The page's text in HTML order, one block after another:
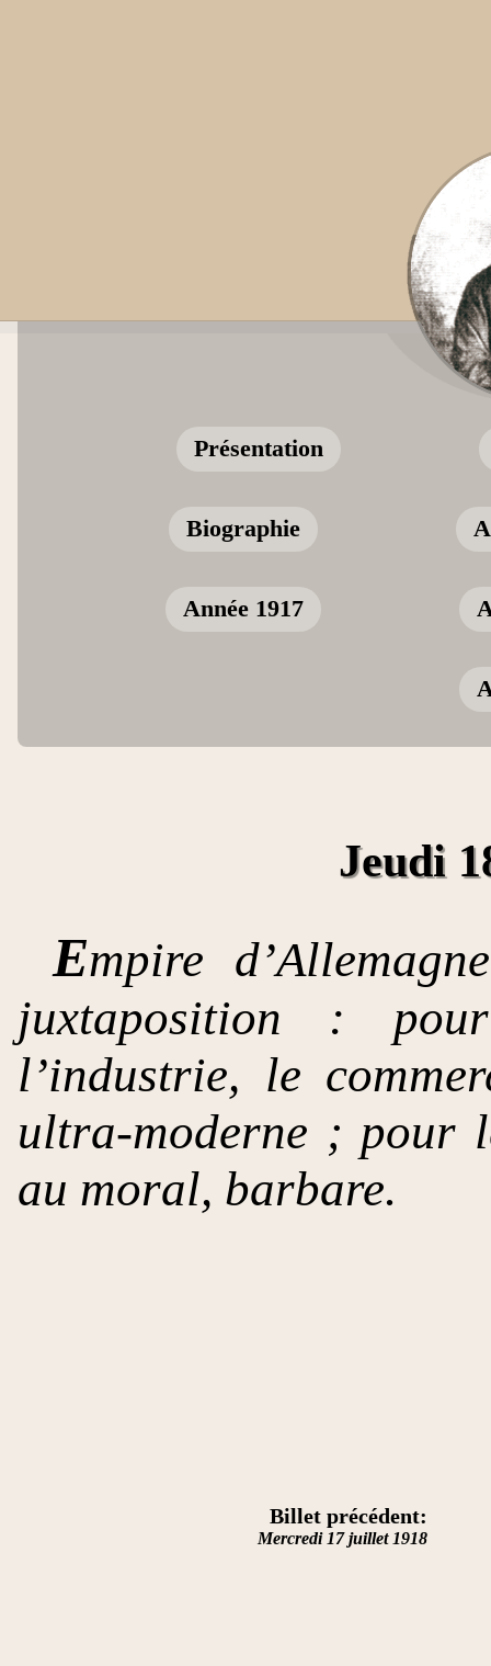
Présentation
Biographie
Année 1917
Jeudi
Empire
juxtaposition :
l’industrie, le
ultra-moderne ; pour
au moral, barbare.
Billet précédent:
Mercredi 17 juillet 1918